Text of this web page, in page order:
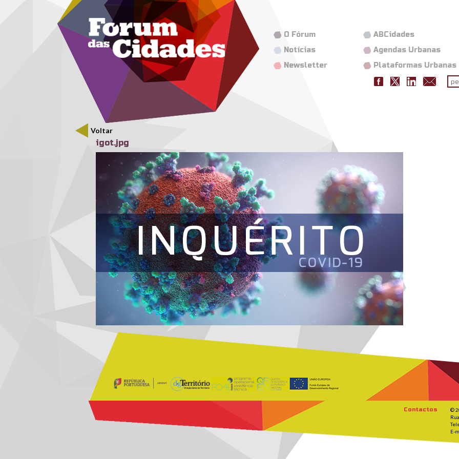
Passar para o conteúdo principalMenu secundário
ABCidades
Agendas Urbanas
Plataformas Urbanas
O Fórum
Notícias
Newsletter
Voltar
igot.jpg
Contactos ©
E-